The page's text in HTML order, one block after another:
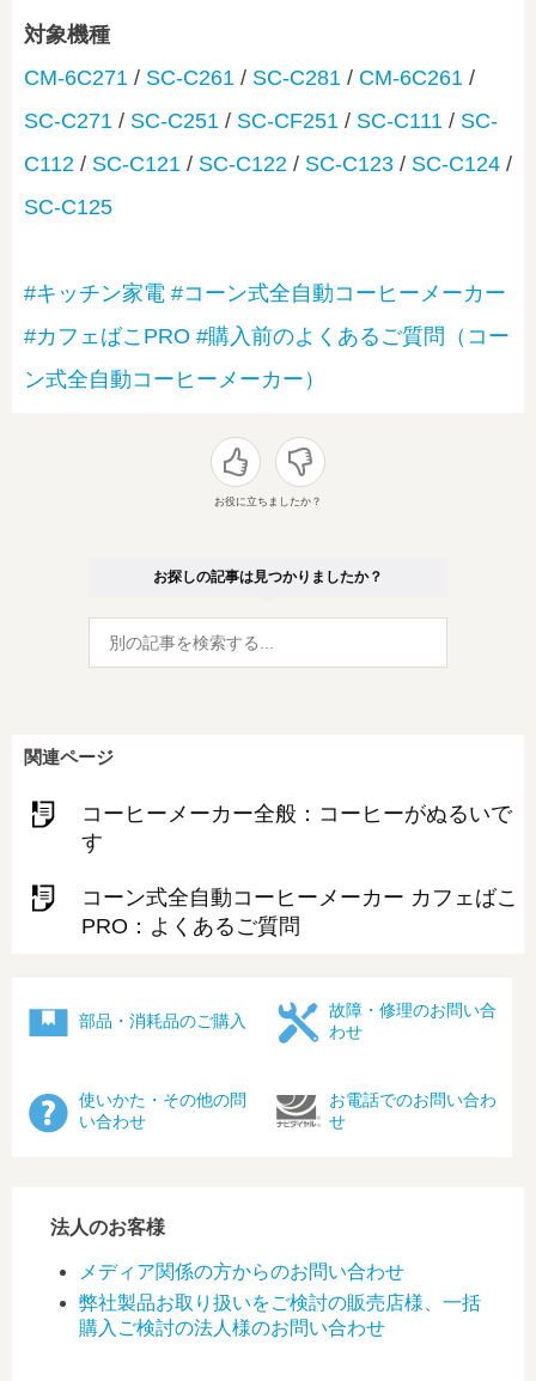
対象機種
CM-6C271 / SC-C261 / SC-C281 / CM-6C261 /
SC-C271 / SC-C251 / SC-CF251 / SC-C111 / SC-
C112 / SC-C121 / SC-C122 / SC-C123 / SC-C124 /
SC-C125
#キッチン家電 #コーン式全自動コーヒーメーカー
#カフェばこPRO #購入前のよくあるご質問（コー
ン式全自動コーヒーメーカー）
お役に立ちましたか？
お探しの記事は見つかりましたか？
関連ページ
コーヒーメーカー全般：コーヒーがぬるいで
す
コーン式全自動コーヒーメーカー カフェばこ
PRO：よくあるご質問
部品・消耗品のご購入
故障・修理のお問い合
わせ
使いかた・その他の問
い合わせ
お電話でのお問い合わ
せ
法人のお客様
メディア関係の方からのお問い合わせ
弊社製品お取り扱いをご検討の販売店様、一括
購入ご検討の法人様のお問い合わせ